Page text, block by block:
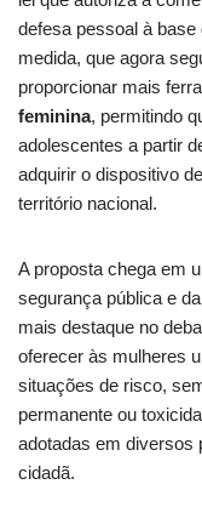
defesa pessoal à
medida, que agora
proporcionar mais
feminina, permitindo
adolescentes a partir
adquirir o dispositivo
território nacional.
A proposta chega em
segurança pública e
mais destaque no
oferecer às mulheres
situações de risco,
permanente ou
adotadas em diversos
cidadã.